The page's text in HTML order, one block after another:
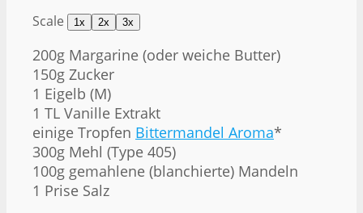
Scale 1x 2x 3x
200g Margarine (oder weiche Butter)
150g Zucker
1 Eigelb (M)
1 TL Vanille Extrakt
einige Tropfen Bittermandel Aroma*
300g Mehl (Type 405)
100g gemahlene (blanchierte) Mandeln
1 Prise Salz